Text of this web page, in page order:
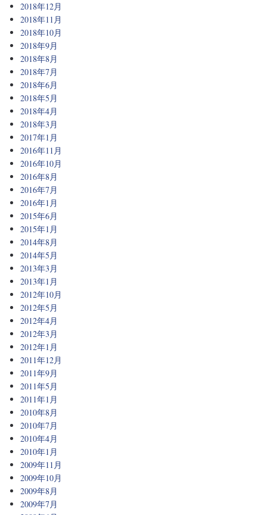
2018年12月
2018年11月
2018年10月
2018年9月
2018年8月
2018年7月
2018年6月
2018年5月
2018年4月
2018年3月
2017年1月
2016年11月
2016年10月
2016年8月
2016年7月
2016年1月
2015年6月
2015年1月
2014年8月
2014年5月
2013年3月
2013年1月
2012年10月
2012年5月
2012年4月
2012年3月
2012年1月
2011年12月
2011年9月
2011年5月
2011年1月
2010年8月
2010年7月
2010年4月
2010年1月
2009年11月
2009年10月
2009年8月
2009年7月